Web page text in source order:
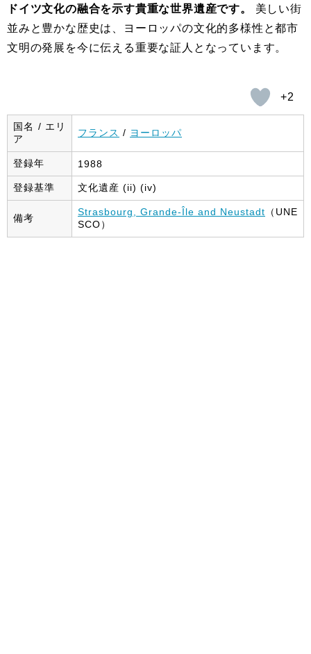
ドイツ文化の融合を示す貴重な世界遺産です。
美しい街
並みと豊かな歴史は、ヨーロッパの文化的多様性と都市
文明の発展を今に伝える重要な証人となっています。
+2
国名 / エリ
ア
フランス / ヨーロッパ
登録年 1988
登録基準 文化遺産 (ii) (iv)
備考
Strasbourg, Grande-Île and Neustadt （UNE
SCO）